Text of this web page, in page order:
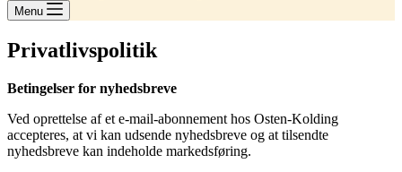
Menu
Privatlivspolitik
Betingelser for nyhedsbreve
Ved oprettelse af et e-mail-abonnement hos Osten-Kolding
accepteres, at vi kan udsende nyhedsbreve og at tilsendte
nyhedsbreve kan indeholde markedsføring.